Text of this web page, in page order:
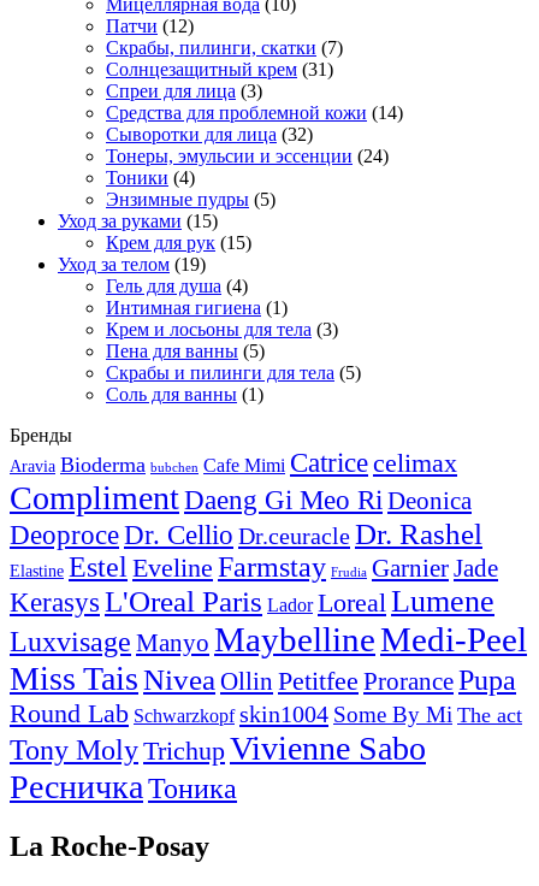
Мицеллярная вода (10)
Патчи (12)
Скрабы, пилинги, скатки (7)
Солнцезащитный крем (31)
Спреи для лица (3)
Средства для проблемной кожи (14)
Сыворотки для лица (32)
Тонеры, эмульсии и эссенции (24)
Тоники (4)
Энзимные пудры (5)
Уход за руками (15)
Крем для рук (15)
Уход за телом (19)
Гель для душа (4)
Интимная гигиена (1)
Крем и лосьоны для тела (3)
Пена для ванны (5)
Скрабы и пилинги для тела (5)
Соль для ванны (1)
Бренды
Aravia Bioderma bubchen Cafe Mimi Catricecelimax
ComplimentDaeng Gi Meo RiDeonica
DeoproceDr. Cellio Dr.ceuracleDr. Rashel
Elastine EstelEveline Farmstay Frudia GarnierJade
Kerasys L'Oreal Paris Lador LorealLumene
Luxvisage Manyo MaybellineMedi-Peel
Miss TaisNivea Ollin Petitfee ProrancePupa
Round Lab Schwarzkopf skin1004 Some By Mi The act
Tony MolyTrichupVivienne Sabo
РесничкаТоника
La Roche-Posay